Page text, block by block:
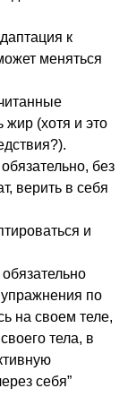
к
меняться
жир (хотя и это
без
верить в себя
и
по
на своем теле,
тела, в
себя”